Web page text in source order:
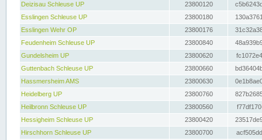
Deizisau Schleuse UP
23800120
Esslingen Schleuse UP
23800180
Esslingen Wehr OP
23800176
Feudenheim Schleuse UP
23800840
Gundelsheim UP
23800620
Guttenbach Schleuse UP
23800660
Hassmersheim AMS
23800630
Heidelberg UP
23800760
Heilbronn Schleuse UP
23800560
Hessigheim Schleuse UP
23800420
Hirschhorn Schleuse UP
23800700